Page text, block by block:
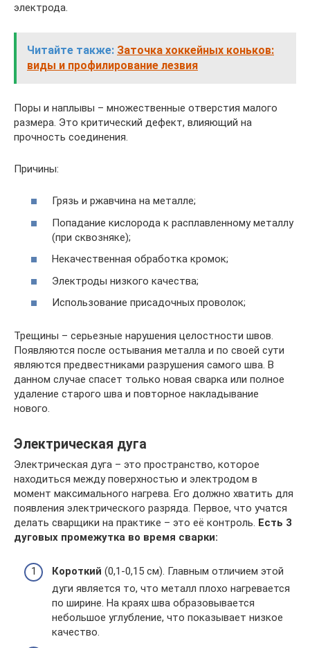
электрода.
Читайте также: Заточка хоккейных коньков:
виды и профилирование лезвия
Поры и наплывы – множественные отверстия малого
размера. Это критический дефект, влияющий на
прочность соединения.
Причины:
Грязь и ржавчина на металле;
Попадание кислорода к расплавленному металлу
(при сквозняке);
Некачественная обработка кромок;
Электроды низкого качества;
Использование присадочных проволок;
Трещины – серьезные нарушения целостности швов.
Появляются после остывания металла и по своей сути
являются предвестниками разрушения самого шва. В
данном случае спасет только новая сварка или полное
удаление старого шва и повторное накладывание
нового.
Электрическая дуга
Электрическая дуга – это пространство, которое
находиться между поверхностью и электродом в
момент максимального нагрева. Его должно хватить для
появления электрического разряда. Первое, что учатся
делать сварщики на практике – это её контроль. Есть 3
дуговых промежутка во время сварки:
Короткий (0,1-0,15 см). Главным отличием этой
дуги является то, что металл плохо нагревается
по ширине. На краях шва образовывается
небольшое углубление, что показывает низкое
качество.